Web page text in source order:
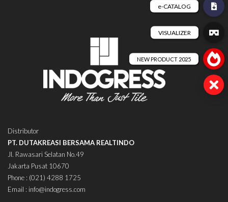
Distributor
PT. DUTAKREASI BERSAMA REALTINDO
Jl. Rawasari Selatan No.49
Jakarta Pusat 10670
Phone : (021) 4288 1725
Email : info@indogress.com